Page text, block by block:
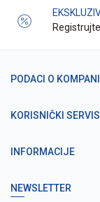
PODACI O
KORISNIČKI SERVIS
INFORMACIJE
NEWSLETTER